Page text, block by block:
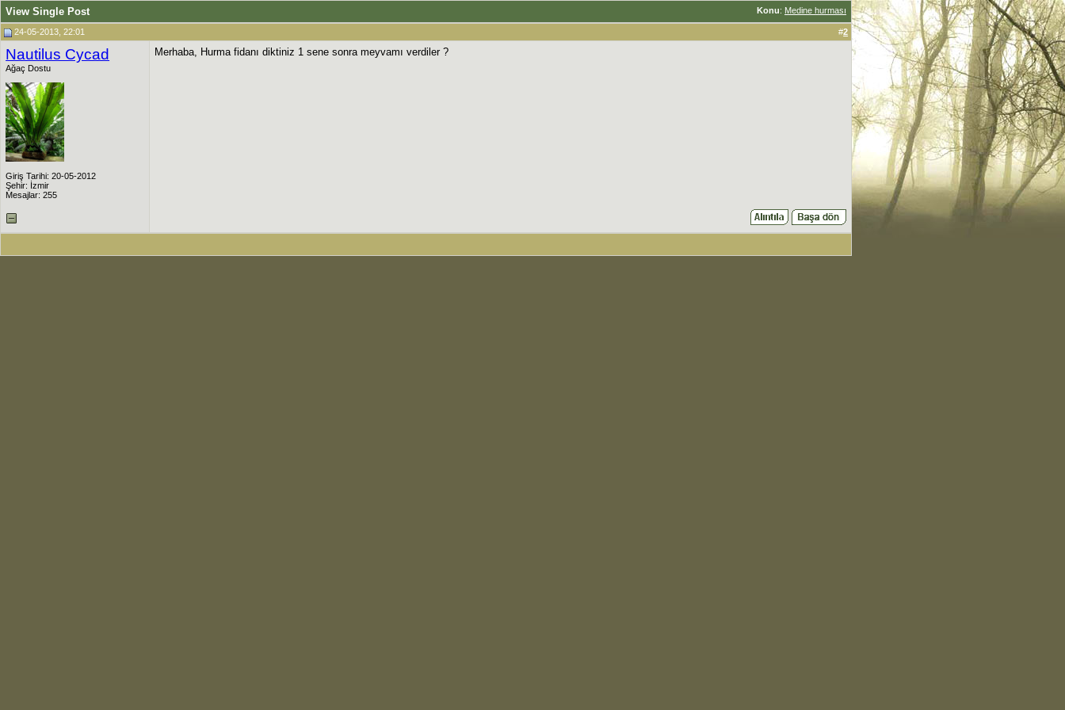
Konu: Medine hurması
View Single Post
24-05-2013, 22:01 #2
Nautilus Cycad
Ağaç Dostu
Giriş Tarihi: 20-05-2012
Şehir: İzmir
Mesajlar: 255
Merhaba, Hurma fidanı diktiniz 1 sene sonra meyvamı verdiler ?